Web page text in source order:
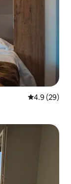
平均评分
4.9 (29)